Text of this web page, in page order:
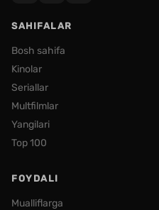
SAHIFALAR
Bosh sahifa
Kinolar
Seriallar
Multfilmlar
Yangilari
Top 100
FOYDALI
Mualliflarga